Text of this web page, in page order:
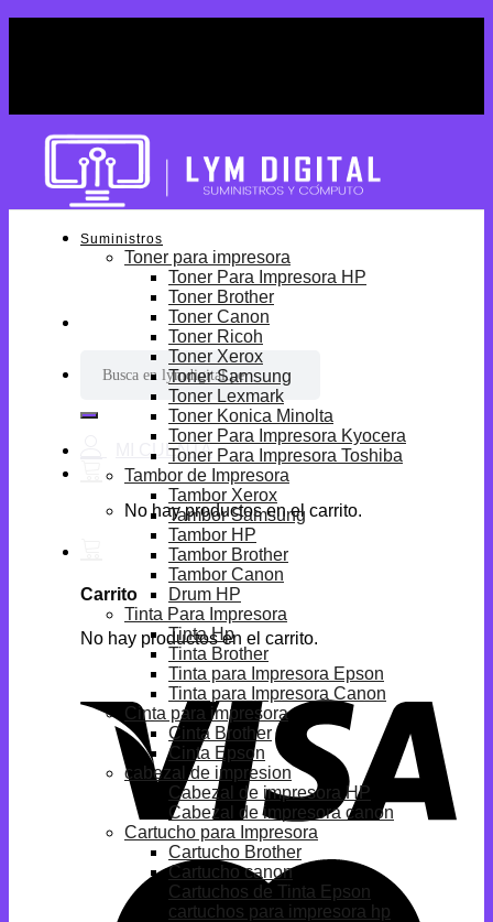
por:
No hay productos en el carrito.
Carrito
No hay productos en el carrito.
Suministros
Toner para impresora
Toner Para Impresora HP
Toner Brother
Toner Canon
Toner Ricoh
Toner Xerox
Toner Samsung
Toner Lexmark
Toner Konica Minolta
Toner Para Impresora Kyocera
Toner Para Impresora Toshiba
Tambor de Impresora
Tambor Xerox
Tambor Samsung
Tambor HP
Tambor Brother
Tambor Canon
Drum HP
Tinta Para Impresora
Tinta Hp
Tinta Brother
Tinta para Impresora Epson
Tinta para Impresora Canon
Cinta para impresora
Cinta Brother
Cinta Epson
cabezal de impresion
Cabezal de impresora HP
Cabezal de impresora canon
Cartucho para Impresora
Cartucho Brother
Cartucho canon
Cartuchos de Tinta Epson
cartuchos para impresora hp